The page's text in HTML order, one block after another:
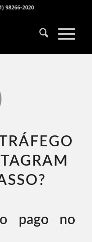
98266-2020
pago no